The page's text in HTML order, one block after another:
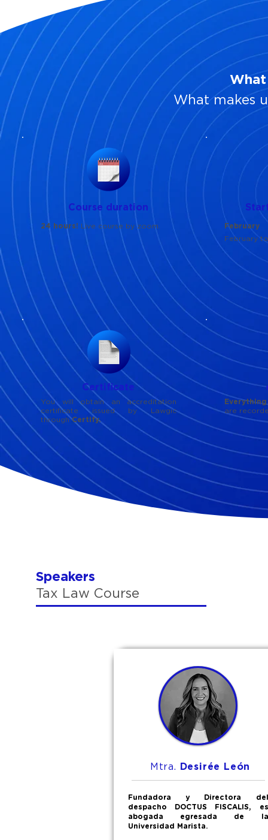
What makes
Course duration
24 hours! Live course by zoom.
February
Certificate
You will obtain an accreditation
certificate issued by Lawgic
throughCertify.
are
Speakers
Tax Law Course
Mtra. Desirée León
Fundadora y Directora del
despacho DOCTUS FISCALIS, es
abogada egresada de la
Universidad Marista.